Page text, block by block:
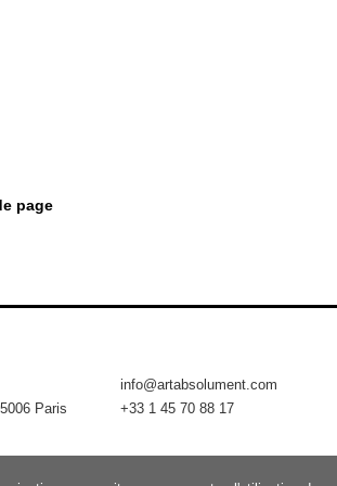
page
Paris
info@artabsolument.com
+33 1 45 70 88 17